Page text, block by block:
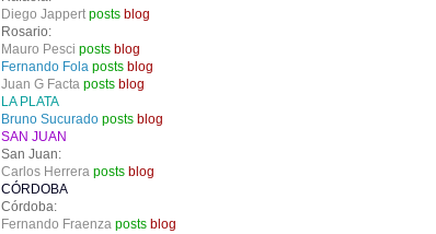
Diego Jappert posts blog
Rosario:
Mauro Pesci posts blog
Fernando Fola posts blog
Juan G Facta posts blog
LA PLATA
Bruno Sucurado posts blog
SAN JUAN
San Juan:
Carlos Herrera posts blog
CÓRDOBA
Córdoba:
Fernando Fraenza posts blog